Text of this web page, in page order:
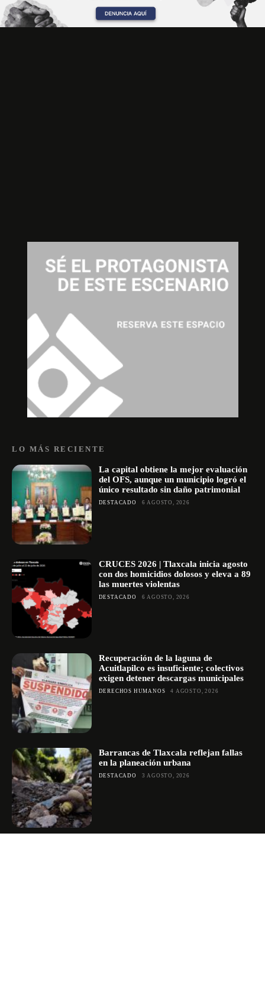
LO MÁS RECIENTE
La capital obtiene la mejor evaluación
del OFS, aunque un municipio logró el
único resultado sin daño patrimonial
DESTACADO 6 AGOSTO, 2026
CRUCES 2026 | Tlaxcala inicia agosto
con dos homicidios dolosos y eleva a 89
las muertes violentas
DESTACADO 6 AGOSTO, 2026
Recuperación de la laguna de
Acuitlapilco es insuficiente; colectivos
exigen detener descargas municipales
DERECHOS HUMANOS 4 AGOSTO, 2026
Barrancas de Tlaxcala reflejan fallas
en la planeación urbana
DESTACADO 3 AGOSTO, 2026